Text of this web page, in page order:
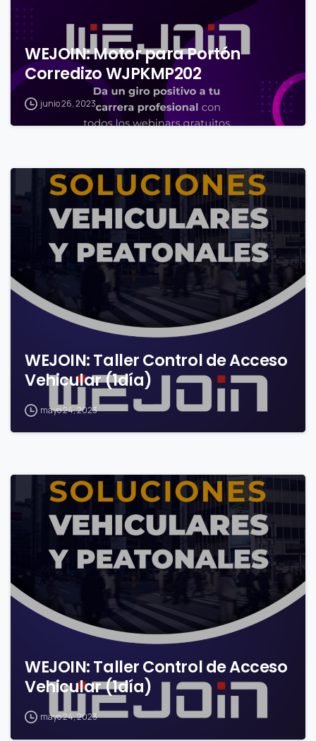
WEJOIN: Motor para Portón
Corredizo WJPKMP202
junio 26, 2023
WEJOIN: Taller Control de Acceso
Vehicular (1día)
mayo 24, 2023
WEJOIN: Taller Control de Acceso
Vehicular (1día)
mayo 24, 2023